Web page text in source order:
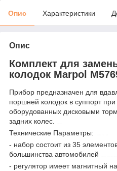
Опис Характеристики
Опис
Комплект для
колодок Marpol
Прибор предназначен для
поршней колодок в суппорт
оборудованных дисковыми
задних колес.
Технические Параметры:
- набор состоит из 35
большинства автомобилей
- регулятор имеет магнитный